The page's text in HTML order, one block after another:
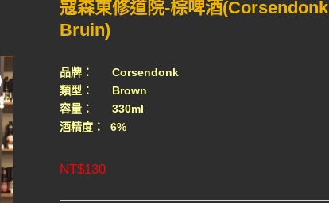
寇森東修道院-棕啤酒(Corsendonk
Bruin)
品牌： Corsendonk
類型： Brown
容量： 330ml
酒精度： 6%
NT$130